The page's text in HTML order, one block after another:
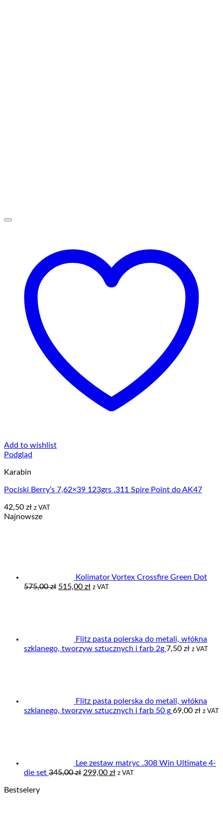
Add to wishlist
Podgląd
Karabin
Pociski Berry’s 7,62×39 123grs .311 Spire Point do AK47
42,50 zł z VAT
Najnowsze
Kolimator Vortex Crossfire Green Dot
575,00zł Pierwotna
515,00 złAktualna
z VAT
Flitz pasta polerska do metali, włókna
szklanego, tworzyw sztucznych i farb 2g 7,50 zł z VAT
Flitz pasta polerska do metali, włókna
szklanego, tworzyw sztucznych i farb 50 g 69,00 zł z VAT
Lee zestaw matryc .308 Win Ultimate 4-
die set 345,00zł Pierwotna
299,00 złAktualna
z VAT
Bestselery